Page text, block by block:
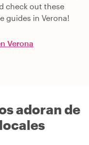
check out these
guides in Verona!
Verona
adoran de